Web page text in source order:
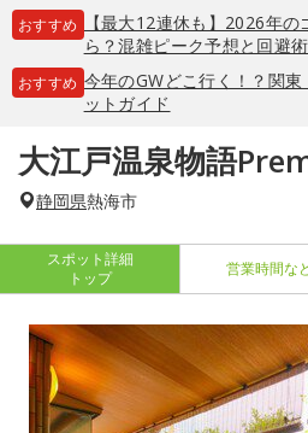
おすすめ
【最大12連休も】2026年
ら？混雑ピーク予想と回避
おすすめ 今年のGWどこ行く！？関
ットガイド
大江戸温泉物語
静岡県熱海市
スポット詳細
トップ
営業時間な